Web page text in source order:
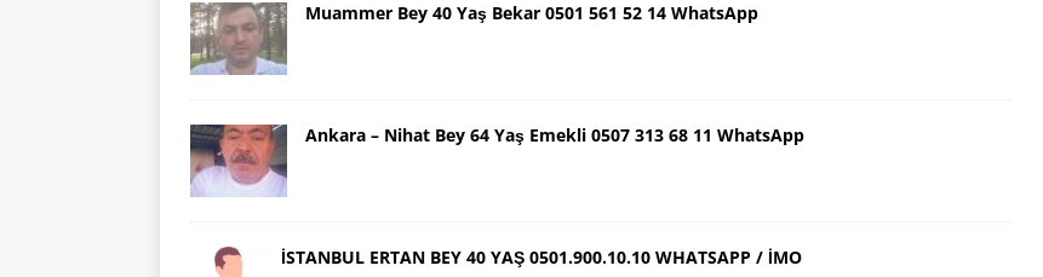
Muammer Bey 40 Yaş Bekar 0501 561 52 14 WhatsApp
Ankara – Nihat Bey 64 Yaş Emekli 0507 313 68 11 WhatsApp
İSTANBUL ERTAN BEY 40 YAŞ 0501.900.10.10 WHATSAPP / İMO